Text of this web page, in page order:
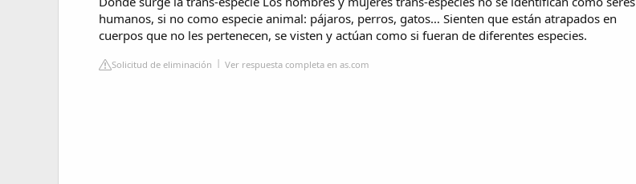
humanos, si no como especie animal: pájaros, perros, gatos… Sienten que están atrapados en
cuerpos que no les pertenecen, se visten y actúan como si fueran de diferentes especies.
Solicitud de eliminación Ver respuesta completa en as.com